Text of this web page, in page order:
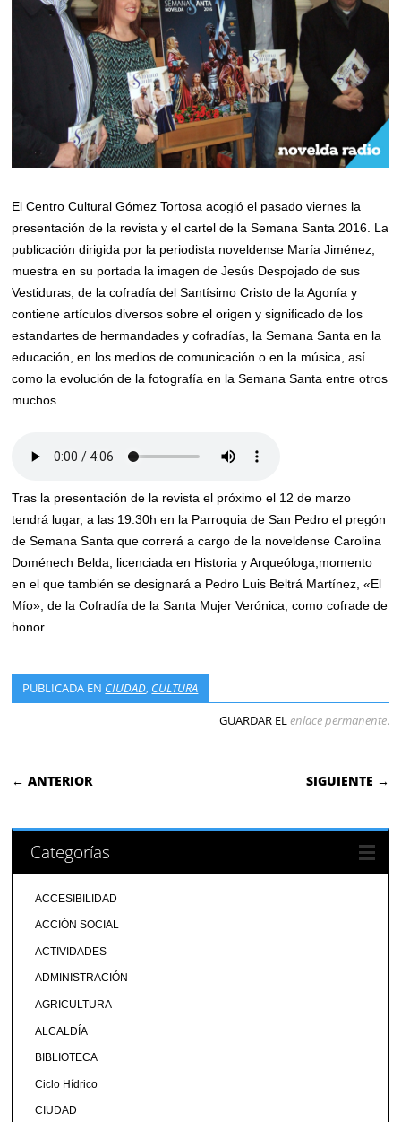
El Centro Cultural Gómez Tortosa acogió el pasado viernes la
presentación de la revista y el cartel de la Semana Santa 2016. La
publicación dirigida por la periodista noveldense María Jiménez,
muestra en su portada la imagen de Jesús Despojado de sus
Vestiduras, de la cofradía del Santísimo Cristo de la Agonía y
contiene artículos diversos sobre el origen y significado de los
estandartes de hermandades y cofradías, la Semana Santa en la
educación, en los medios de comunicación o en la música, así
como la evolución de la fotografía en la Semana Santa entre otros
muchos.
Tras la presentación de la revista el próximo el 12 de marzo
tendrá lugar, a las 19:30h en la Parroquia de San Pedro el pregón
de Semana Santa que correrá a cargo de la noveldense Carolina
Doménech Belda, licenciada en Historia y Arqueóloga,momento
en el que también se designará a Pedro Luis Beltrá Martínez, «El
Mío», de la Cofradía de la Santa Mujer Verónica, como cofrade de
honor.
PUBLICADA EN CIUDAD, CULTURA
GUARDAR EL enlace permanente.
NAVEGACIÓN DE ENTRADAS
← ANTERIOR SIGUIENTE →
Categorías
ACCESIBILIDAD
ACCIÓN SOCIAL
ACTIVIDADES
ADMINISTRACIÓN
AGRICULTURA
ALCALDÍA
BIBLIOTECA
Ciclo Hídrico
CIUDAD